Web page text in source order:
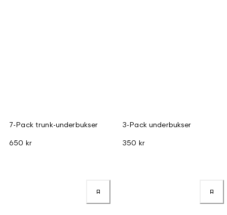
7-Pack trunk-underbukser
650 kr
3-Pack underbukser
350 kr